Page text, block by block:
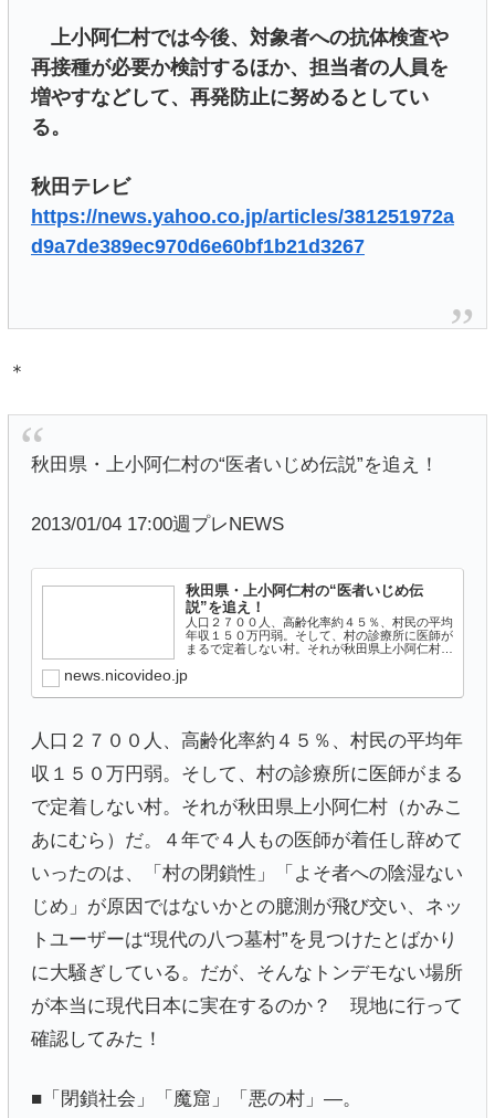
上小阿仁村では今後、対象者への抗体検査や
再接種が必要か検討するほか、担当者の人員を
増やすなどして、再発防止に努めるとしてい
る。
秋田テレビ
https://news.yahoo.co.jp/articles/381251972a
d9a7de389ec970d6e60bf1b21d3267
＊
秋田県・上小阿仁村の“医者いじめ伝説”を追え！
2013/01/04 17:00週プレNEWS
秋田県・上小阿仁村の“医者いじめ伝
説”を追え！
人口２７００人、高齢化率約４５％、村民の平均
年収１５０万円弱。そして、村の診療所に医師が
まるで定着しない村。それが秋田県上小阿仁村
任し辞めていったのは、「村の閉鎖性」「よそ者
news.nicovideo.jp
人口２７００人、高齢化率約４５％、村民の平均年
収１５０万円弱。そして、村の診療所に医師がまる
で定着しない村。それが秋田県上小阿仁村（かみこ
あにむら）だ。４年で４人もの医師が着任し辞めて
いったのは、「村の閉鎖性」「よそ者への陰湿ない
じめ」が原因ではないかとの臆測が飛び交い、ネッ
トユーザーは“現代の八つ墓村”を見つけたとばかり
に大騒ぎしている。だが、そんなトンデモない場所
が本当に現代日本に実在するのか？ 現地に行って
確認してみた！
■「閉鎖社会」「魔窟」「悪の村」―。